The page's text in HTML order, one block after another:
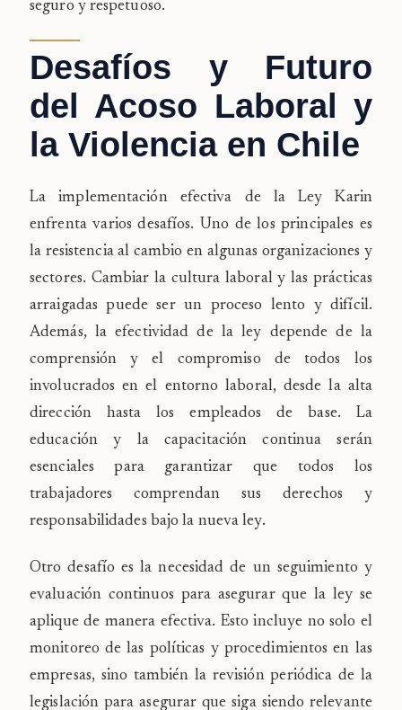
seguro y respetuoso.
Desafíos y Futuro
del Acoso Laboral y
la Violencia en Chile
La implementación efectiva de la Ley Karin
enfrenta varios desafíos. Uno de los principales es
la resistencia al cambio en algunas organizaciones y
sectores. Cambiar la cultura laboral y las prácticas
arraigadas puede ser un proceso lento y difícil.
Además, la efectividad de la ley depende de la
comprensión y el compromiso de todos los
involucrados en el entorno laboral, desde la alta
dirección hasta los empleados de base. La
educación y la capacitación continua serán
esenciales para garantizar que todos los
trabajadores comprendan sus derechos y
responsabilidades bajo la nueva ley.
Otro desafío es la necesidad de un seguimiento y
evaluación continuos para asegurar que la ley se
aplique de manera efectiva. Esto incluye no solo el
monitoreo de las políticas y procedimientos en las
empresas, sino también la revisión periódica de la
legislación para asegurar que siga siendo relevante